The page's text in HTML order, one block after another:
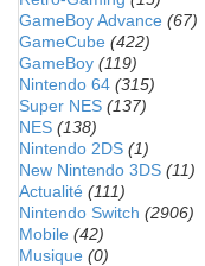
GameBoy Advance (67)
GameCube (422)
GameBoy (119)
Nintendo 64 (315)
Super NES (137)
NES (138)
Nintendo 2DS (1)
New Nintendo 3DS (11)
Actualité (111)
Nintendo Switch (2906)
Mobile (42)
Musique (0)